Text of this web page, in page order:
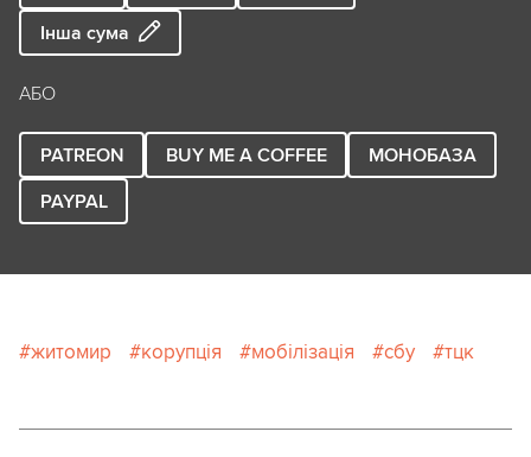
Інша сума
АБО
PATREON BUY ME A COFFEE
МОНОБАЗА
PAYPAL
житомир корупція мобілізація сбу тцк